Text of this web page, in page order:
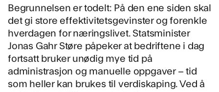
Begrunnelsen er todelt: På den ene siden skal
det gi store effektivitetsgevinster og forenkle
hverdagen for næringslivet. Statsminister
Jonas Gahr Støre påpeker at bedriftene i dag
fortsatt bruker unødig mye tid på
administrasjon og manuelle oppgaver – tid
som heller kan brukes til verdiskaping. Ved å